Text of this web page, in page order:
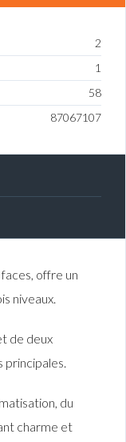
2
1
58
87067107
offre un
niveaux.
de deux
principales.
du
charme et